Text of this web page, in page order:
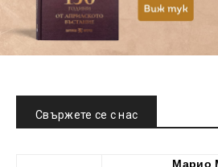
Свържете се с нас
Марио